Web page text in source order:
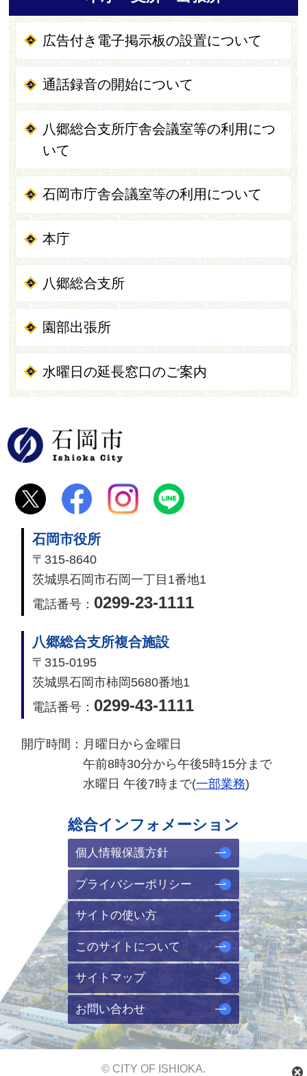
広告付き電子掲示板の設置について
通話録音の開始について
八郷総合支所庁舎会議室等の利用につ
いて
石岡市庁舎会議室等の利用について
本庁
八郷総合支所
園部出張所
水曜日の延長窓口のご案内
石岡市役所
〒315-8640
茨城県石岡市石岡一丁目1番地1
電話番号： 0299-23-1111
八郷総合支所複合施設
〒315-0195
茨城県石岡市柿岡5680番地1
電話番号： 0299-43-1111
開庁時間： 月曜日から金曜日
午前8時30分から午後5時15分まで
水曜日 午後7時まで(一部業務)
総合インフォメーション
個人情報保護方針
プライバシーポリシー
サイトの使い方
このサイトについて
サイトマップ
お問い合わせ
© CITY OF ISHIOKA.